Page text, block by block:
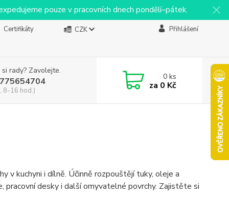
pouze v pracovních dnech pondělí–pátek.
Certifikáty
CZK Přihlášení
rady? Zavolejte.
8-16 hod.)
0ks
za 0 Kč
v kuchyni i dílně. Účinně rozpouštějí tuky, oleje a
pracovní desky i další omyvatelné povrchy. Zajistěte si